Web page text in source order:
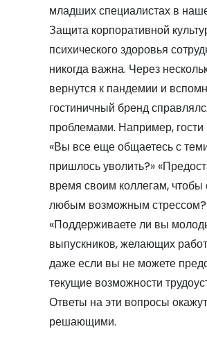
младших специалистах в
Защита корпоративной
психического здоровья
никогда важна. Через
вернутся к пандемии и
гостиничный бренд
проблемами. Например, гости
«Вы все еще общаетесь с
пришлось уволить?»
время своим коллегам, чтобы
любым возможным
«Поддерживаете ли вы
выпускников, желающих
даже если вы не можете
текущие возможности
Ответы на эти вопросы
решающими.